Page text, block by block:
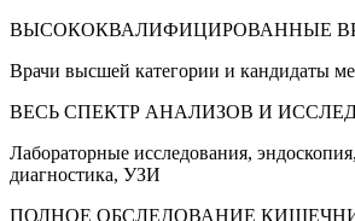
ВЫСОКОКВАЛИФИЦИРОВАННЫЕ
Врачи высшей категории и кандидаты
ВЕСЬ СПЕКТР АНАЛИЗОВ И
Лабораторные исследования,
диагностика, УЗИ
ПОЛНОЕ ОБСЛЕДОВАНИЕ